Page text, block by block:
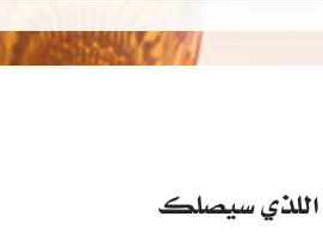
سيصلك